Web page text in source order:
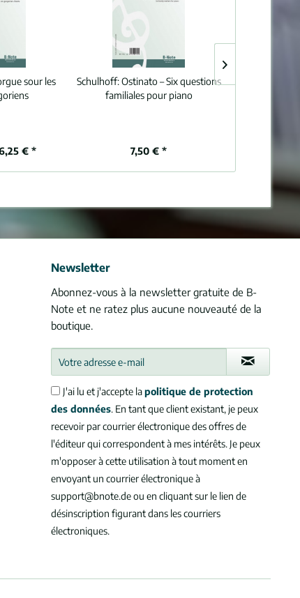
sour les
€ *
Schulhoff:Ostinato – Six questions
familiales pour piano
7,50 € *
Newsletter
Abonnez-vous à la newsletter gratuite de B-
Note et ne ratez plus aucune nouveauté de la
boutique.
J'ai lu et j'accepte lapolitique de protection
des données. En tant que client existant, je peux
recevoir par courrier électronique des offres de
l'éditeur qui correspondent à mes intérêts. Je peux
m'opposer à cette utilisation à tout moment en
envoyant un courrier électronique à
support@bnote.de ou en cliquant sur le lien de
désinscription figurant dans les courriers
électroniques.